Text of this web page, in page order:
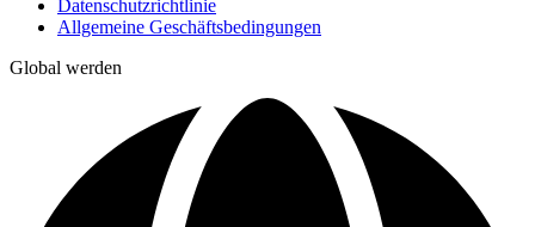
Datenschutzrichtlinie
Allgemeine Geschäftsbedingungen
Global werden